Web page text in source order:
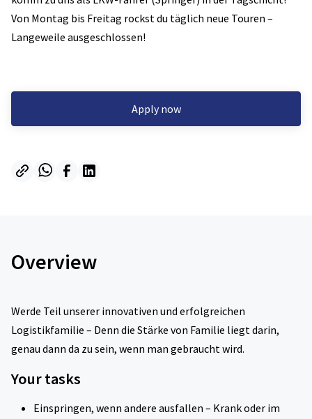
Von Montag bis Freitag rockst du täglich neue Touren –
Langeweile ausgeschlossen!
Apply now
Overview
Werde Teil unserer innovativen und erfolgreichen
Logistikfamilie – Denn die Stärke von Familie liegt darin,
genau dann da zu sein, wenn man gebraucht wird.
Your tasks
Einspringen, wenn andere ausfallen – Krank oder im